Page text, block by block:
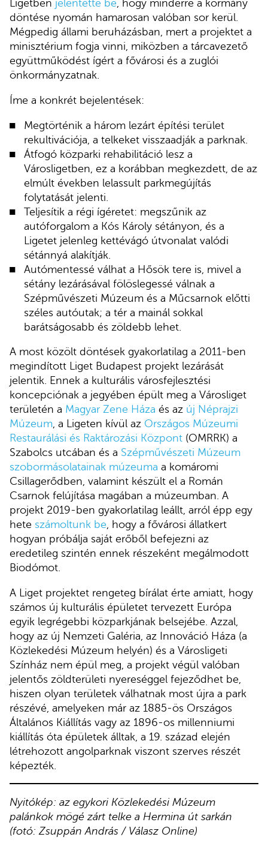
Ligetben jelentette be, hogy minderre a kormány
döntése nyomán hamarosan valóban sor kerül.
Mégpedig állami beruházásban, mert a projektet a
minisztérium fogja vinni, miközben a tárcavezető
együttműködést ígért a fővárosi és a zuglói
önkormányzatnak.
Íme a konkrét bejelentések:
Megtörténik a három lezárt építési terület
rekultivációja, a telkeket visszaadják a parknak.
Átfogó közparki rehabilitáció lesz a
Városligetben, ez a korábban megkezdett, de az
elmúlt években lelassult parkmegújítás
folytatását jelenti.
Teljesítik a régi ígéretet: megszűnik az
autóforgalom a Kós Károly sétányon, és a
Ligetet jelenleg kettévágó útvonalat valódi
sétánnyá alakítják.
Autómentessé válhat a Hősök tere is, mivel a
sétány lezárásával fölöslegessé válnak a
Szépművészeti Múzeum és a Műcsarnok előtti
széles autóutak; a tér a mainál sokkal
barátságosabb és zöldebb lehet.
A most közölt döntések gyakorlatilag a 2011-ben
megindított Liget Budapest projekt lezárását
jelentik. Ennek a kulturális városfejlesztési
koncepciónak a jegyében épült meg a Városliget
területén a Magyar Zene Háza és az új Néprajzi
Múzeum, a Ligeten kívül az Országos Múzeumi
Restaurálási és Raktározási Központ (OMRRK) a
Szabolcs utcában és a Szépművészeti Múzeum
szobormásolatainak múzeuma a komáromi
Csillagerődben, valamint készült el a Román
Csarnok felújítása magában a múzeumban. A
projekt 2019-ben gyakorlatilag leállt, arról épp egy
hete számoltunk be, hogy a fővárosi állatkert
hogyan próbálja saját erőből befejezni az
eredetileg szintén ennek részeként megálmodott
Biodómot.
A Liget projektet rengeteg bírálat érte amiatt, hogy
számos új kulturális épületet tervezett Európa
egyik legrégebbi közparkjának belsejébe. Azzal,
hogy az új Nemzeti Galéria, az Innováció Háza (a
Közlekedési Múzeum helyén) és a Városligeti
Színház nem épül meg, a projekt végül valóban
jelentős zöldterületi nyereséggel fejeződhet be,
hiszen olyan területek válhatnak most újra a park
részévé, amelyeken már az 1885-ös Országos
Általános Kiállítás vagy az 1896-os millenniumi
kiállítás óta épületek álltak, a 19. század elején
létrehozott angolparknak viszont szerves részét
képezték.
Nyitókép: az egykori Közlekedési Múzeum
palánkok mögé zárt telke a Hermina út sarkán
(fotó: Zsuppán András / Válasz Online)